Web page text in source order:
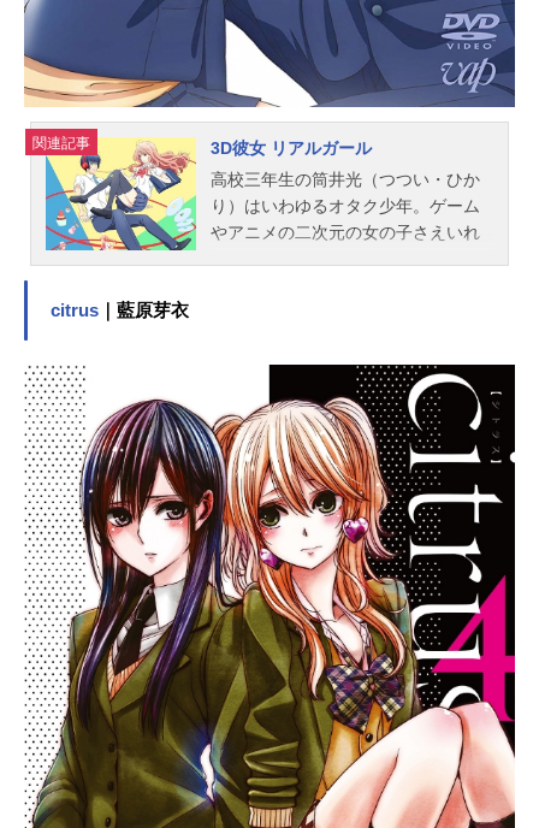
ザイン：佐藤よしひろ美術監督：湖
山真奈美色彩設計：箕輪綾美撮影担
当：谷...
関連記事
3D彼女 リアルガール
高校三年生の筒井光（つつい・ひか
り）はいわゆるオタク少年。ゲーム
やアニメの二次元の女の子さえいれ
れて、お付き合いをすることに！奔
放な色葉に振り回されながら、どん
どんはまっていってしまう筒井だけ
ど…。作品名3D彼女リアルガール放
送形態TVアニメスケジュール2018年
4月3日（火）～2018年6月19日
（火）日本テレビほか話数全12話キ
ャスト五十嵐色葉：芹澤優筒井光：
上西哲平伊東悠人：蒼井翔太石野あ
りさ：津田美波高梨ミツヤ：寺島拓
篤綾戸純恵：上田麗奈えぞみち：神
田沙也加スタッフ制作：フッズエン
タテインメント監督：直谷たかしシ
リーズ構成：赤尾でこキャラクター
デザイン：栗田聡美主題歌OP：「だ
いじなこと」くるりED：「HiDEtheB
LUE」BiSH公開開始年＆季節2018春
アニメ(C)那波マオ／講談社・アニメ
citrus ｜藍原芽衣